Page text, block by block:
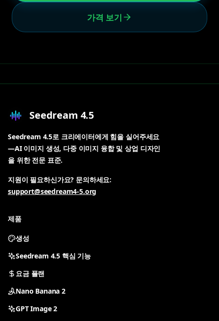
가격 보기
Seedream 4.5
Seedream 4.5로 크리에이터에게 힘을 실어주세요
—AI 이미지 생성, 다중 이미지 융합 및 상업 디자인
을 위한 전문 표준.
지원이 필요하신가요? 문의하세요:
support@seedream4-5.org
제품
생성
Seedream 4.5 핵심 기능
요금 플랜
Nano Banana 2
GPT Image 2